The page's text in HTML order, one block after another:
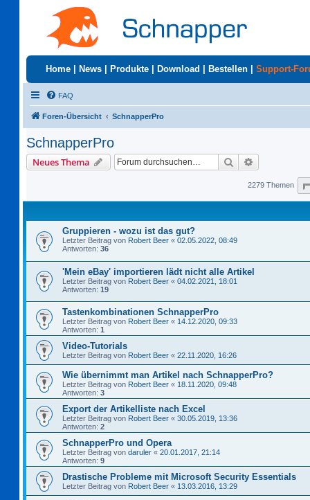
Home News Produkte Download Bestellen Support-
FAQ
Foren-Übersicht SchnapperPro
SchnapperPro
Neues Thema Suche
2279 Themen
Gruppieren - wozu ist das gut?
Letzter Beitrag von Robert Beer « 02.05.2022, 08:49
Antworten: 36
'Mein eBay' importieren lädt nicht alle Artikel
Letzter Beitrag von Robert Beer « 04.02.2021, 18:01
Antworten: 19
Tastenkombinationen SchnapperPro
Letzter Beitrag von Robert Beer « 14.12.2020, 09:33
Antworten: 1
Video-Tutorials
Letzter Beitrag von Robert Beer « 22.11.2020, 16:26
Wie übernimmt man Artikel nach SchnapperPro?
Letzter Beitrag von Robert Beer « 18.11.2020, 09:48
Antworten: 3
Export der Artikelliste nach Excel
Letzter Beitrag von Robert Beer « 30.05.2019, 13:36
Antworten: 2
SchnapperPro und Opera
Letzter Beitrag von daruler « 20.01.2017, 21:14
Antworten: 9
Drastische Probleme mit Microsoft Security Essentials
Letzter Beitrag von Robert Beer « 13.03.2016, 13:29